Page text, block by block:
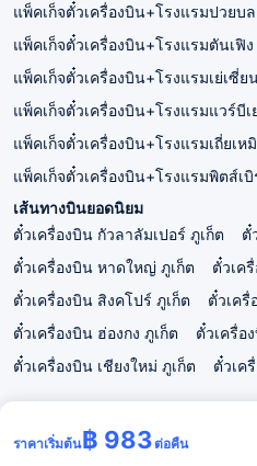
ราคาเริ่มต้น฿ 983 ต่อคืน
แพ็คเก็จตั๋วเครื่องบิน+โรงแรมปวยบ
แพ็คเก็จตั๋วเครื่องบิน+โรงแรมตันเฟิง
แพ็คเก็จตั๋วเครื่องบิน+โรงแรมเย่เซี่ย
แพ็คเก็จตั๋วเครื่องบิน+โรงแรมแวร์บีเ
แพ็คเก็จตั๋วเครื่องบิน+โรงแรมเถี่ยเห
แพ็คเก็จตั๋วเครื่องบิน+โรงแรมพิตส์เบิ
เส้นทางบินยอดนิยม
ตั๋วเครื่องบิน กัวลาลัมเปอร์ ภูเก็ต
ตั๋
ตั๋วเครื่องบิน หาดใหญ่ ภูเก็ต
ตั๋วเค
ตั๋วเครื่องบิน สิงคโปร์ ภูเก็ต
ตั๋วเครื่
ตั๋วเครื่องบิน ฮ่องกง ภูเก็ต
ตั๋วเครื่อ
ตั๋วเครื่องบิน เชียงใหม่ ภูเก็ต
ตั๋วเค
Trip.co.th แพ็คเก็จตั๋วเครื่องบิน+โรงแ